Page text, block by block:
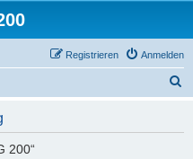
Anmelden
Registrieren
200“